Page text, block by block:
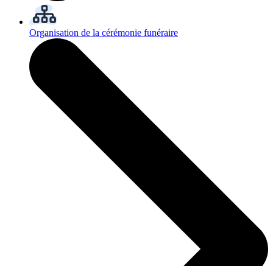
Organisation de la cérémonie funéraire